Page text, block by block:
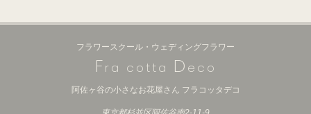
フラワースクール・ウェディングフラワー
Fra cotta D eco
阿佐ヶ谷の小さなお花屋さん フラコッタデコ